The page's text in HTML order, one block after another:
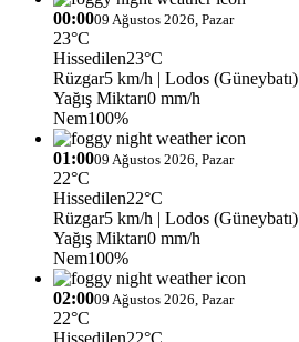
00:0009 Ağustos 2026, Pazar
23°C
Hissedilen23°C
Rüzgar5 km/h | Lodos (Güneybatı)
Yağış Miktarı0 mm/h
Nem100%
01:0009 Ağustos 2026, Pazar
22°C
Hissedilen22°C
Rüzgar5 km/h | Lodos (Güneybatı)
Yağış Miktarı0 mm/h
Nem100%
02:0009 Ağustos 2026, Pazar
22°C
Hissedilen22°C